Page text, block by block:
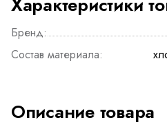
Бренд:
Состав материала:
Описание товара